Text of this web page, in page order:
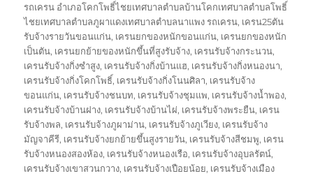
รถเครน อำเภอโคกโพธิ์ไชยเทศบาลตำบลบ้านโคกเทศบาลตำบลโพธิ์
ไชยเทศบาลตำบลภูผาแดงเทศบาลตำบลนาแพง รถเครน, เครน25ตัน
รับจ้างรายวันขอนแก่น, เครนยกของหนักขอนแก่น, เครนยกของหนัก
เป็นตัน, เครนยกย้ายของหนักขึ้นที่สูงรับจ้าง, เครนรับจ้างกระนวน,
เครนรับจ้างกิ่งซำสูง, เครนรับจ้างกิ่งบ้านแฮ, เครนรับจ้างกิ่งหนองนา,
เครนรับจ้างกิ่งโคกโพธิ์, เครนรับจ้างกิ่งโนนศิลา, เครนรับจ้าง
ขอนแก่น, เครนรับจ้างชนบท, เครนรับจ้างชุมแพ, เครนรับจ้างน้ำพอง,
เครนรับจ้างบ้านฝาง, เครนรับจ้างบ้านไผ่, เครนรับจ้างพระยืน, เครน
รับจ้างพล, เครนรับจ้างภูผาม่าน, เครนรับจ้างภูเวียง, เครนรับจ้าง
มัญจาคีรี, เครนรับจ้างยกย้ายขึ้นสูงรายวัน, เครนรับจ้างสีชมพู, เครน
รับจ้างหนองสองห้อง, เครนรับจ้างหนองเรือ, เครนรับจ้างอุบลรัตน์,
เครนรับจ้างเขาสวนกวาง, เครนรับจ้างเปือยน้อย, เครนรับจ้างเมือง